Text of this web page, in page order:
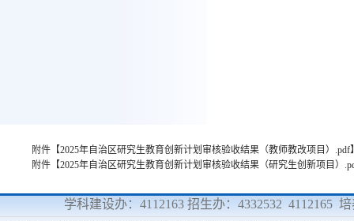
附件【2025年自治区研究生教育创新计划审核验收结果（教师教改项目）.pdf
附件【2025年自治区研究生教育创新计划审核验收结果（研究生创新项目）
学科建设办：4112163 招生办：4332532 4112165